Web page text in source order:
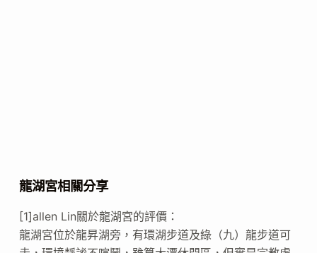
龍湖宮相關分享
[1]allen Lin關於龍湖宮的評價：
龍湖宮位於龍昇湖旁，有環湖步道及綠（九）龍步道可